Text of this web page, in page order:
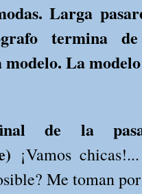
Larga
termina
La
de la
¡Vamos chicas!...
Me toman